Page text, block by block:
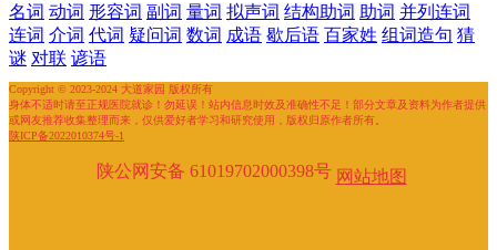
名词 动词 形容词 副词 量词 拟声词 结构助词 助词 并列连词
连词 介词 代词 疑问词 数词 成语 歇后语 百家姓 组词造句 猜
谜 对联 谚语
Copyright © 2023-2024 大道家园 版权所有
身体不适时请至正规医院就诊！勿延误！站内信息时效及准确性不足！部分文章及资料为作者提供
或网友推荐收集整理而来，仅供爱好者学习和研究使用，版权归原作者所有。
陕ICP备2022010374号-1
陕公网安备 61019702000398号 网站地图